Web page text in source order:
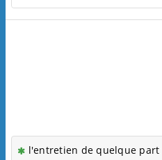
l'entretien de quelque part